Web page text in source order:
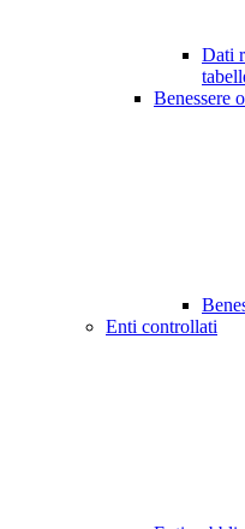
Dati
Benessere
Enti controllati